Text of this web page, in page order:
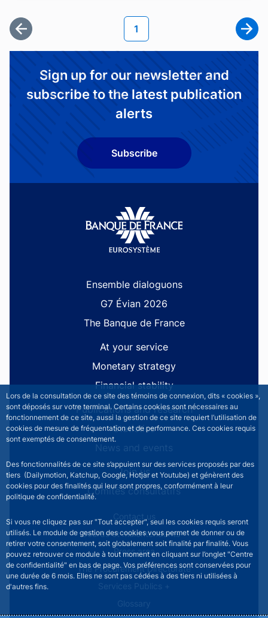
Lors de la consultation de ce site des témoins de connexion, dits « cookies »,
sont déposés sur votre terminal. Certains cookies sont nécessaires au
fonctionnement de ce site, aussi la gestion de ce site requiert l’utilisation de
cookies de mesure de fréquentation et de performance. Ces cookies requis
sont exemptés de consentement.
Des fonctionnalités de ce site s’appuient sur des services proposés par des
tiers (Dailymotion, Katchup, Google, Hotjar et Youtube) et génèrent des
cookies pour des finalités qui leur sont propres, conformément à leur
politique de confidentialité.
Si vous ne cliquez pas sur "Tout accepter", seul les cookies requis seront
utilisés. Le module de gestion des cookies vous permet de donner ou de
retirer votre consentement, soit globalement soit finalité par finalité. Vous
pouvez retrouver ce module à tout moment en cliquant sur l’onglet "Centre
de confidentialité" en bas de page. Vos préférences sont conservées pour
une durée de 6 mois. Elles ne sont pas cédées à des tiers ni utilisées à
d'autres fins.
First page
Current page
1
Sign up for our newsletter and
subscribe to the latest publication
alerts
Subscribe
Site navigationEnsemble dialoguons
G7 Évian 2026
The Banque de France
At your service
Monetary strategy
Financial stability
Publications and research
Statistics
News and events
Join us
Comités consultatifs
Footer secondary menuContact us
Sourds et malentendants
Press area
The Procurement Directorate
Services Publics +
Glossary